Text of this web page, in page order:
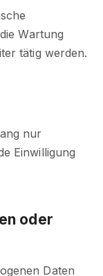
Wartung
tätig werden.
nur
Einwilligung
oder
Daten